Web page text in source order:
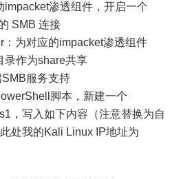
渗透组件，开启一个
SMB 连接
为对应的impacket渗透组件
录作为share共享
服务支持
脚本，新建一个
，写入如下内容（注意替换为自
处我的Kali Linux IP地址为